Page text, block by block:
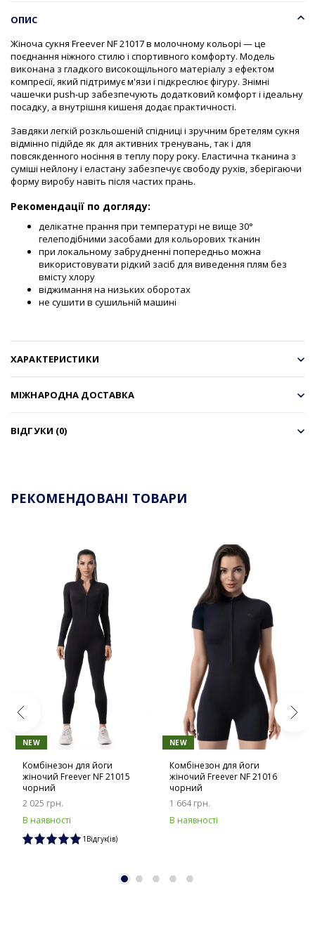
ОПИС
Жіноча сукня Freever NF 21017 в молочному кольорі — це
поєднання ніжного стилю і спортивного комфорту. Модель
виконана з гладкого високощільного матеріалу з ефектом
компресії, який підтримує м'язи і підкреслює фігуру. Знімні
чашечки push-up забезпечують додатковий комфорт і ідеальну
посадку, а внутрішня кишеня додає практичності.
Завдяки легкій розкльошеній спідниці і зручним бретелям сукня
відмінно підійде як для активних тренувань, так і для
повсякденного носіння в теплу пору року. Еластична тканина з
суміші нейлону і еластану забезпечує свободу рухів, зберігаючи
форму виробу навіть після частих прань.
Рекомендації по догляду:
делікатне прання при температурі не вище 30°
гелеподібними засобами для кольорових тканин
при локальному забрудненні попередньо можна
використовувати рідкий засіб для виведення плям без
вмісту хлору
віджимання на низьких оборотах
не сушити в сушильній машині
ХАРАКТЕРИСТИКИ
МІЖНАРОДНА ДОСТАВКА
ВІДГУКИ (0)
РЕКОМЕНДОВАНІ ТОВАРИ
NEW
Комбінезон для йоги
жіночий Freever NF 21015
чорний
2 025 грн.
В наявності
1Відгук(ів)
NEW
Комбінезон для йоги
жіночий Freever NF 21016
чорний
1 664 грн.
В наявності